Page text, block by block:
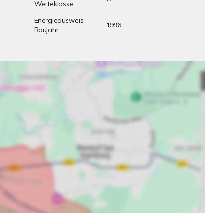
Werteklasse
Energieausweis
Baujahr
1996